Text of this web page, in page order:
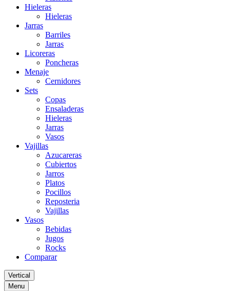
Hieleras
Hieleras
Jarras
Barriles
Jarras
Licoreras
Poncheras
Menaje
Cernidores
Sets
Copas
Ensaladeras
Hieleras
Jarras
Vasos
Vajillas
Azucareras
Cubiertos
Jarros
Platos
Pocillos
Reposteria
Vajillas
Vasos
Bebidas
Jugos
Rocks
Comparar
Vertical
Menu